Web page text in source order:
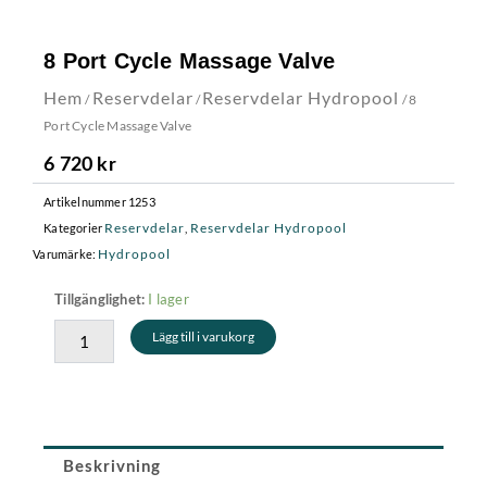
8 Port Cycle Massage Valve
Hem / Reservdelar /Reservdelar Hydropool / 8
Port Cycle Massage Valve
6 720 kr
Artikelnummer 1253
Kategorier Reservdelar Reservdelar Hydropool
Varumärke: Hydropool
Tillgänglighet: I lager
8
Port
Cycle
Massage
Lägg till i varukorg
Beskrivning